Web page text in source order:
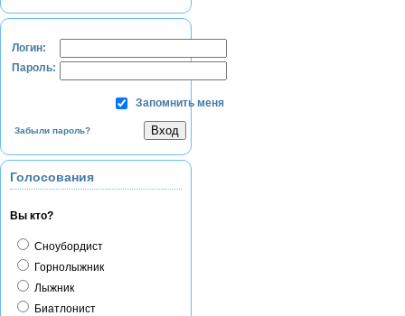
Логин:
Пароль:
Запомнить меня
Забыли пароль?
Голосования
Вы кто?
Сноубордист
Горнолыжник
Лыжник
Биатлонист